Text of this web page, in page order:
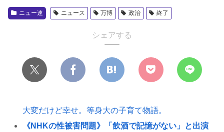
ニュー速 ニュース 万博 政治 終了
シェアする
大変だけど幸せ。等身大の子育て物語。
《NHKの性被害問題》「飲酒で記憶がない」と出演